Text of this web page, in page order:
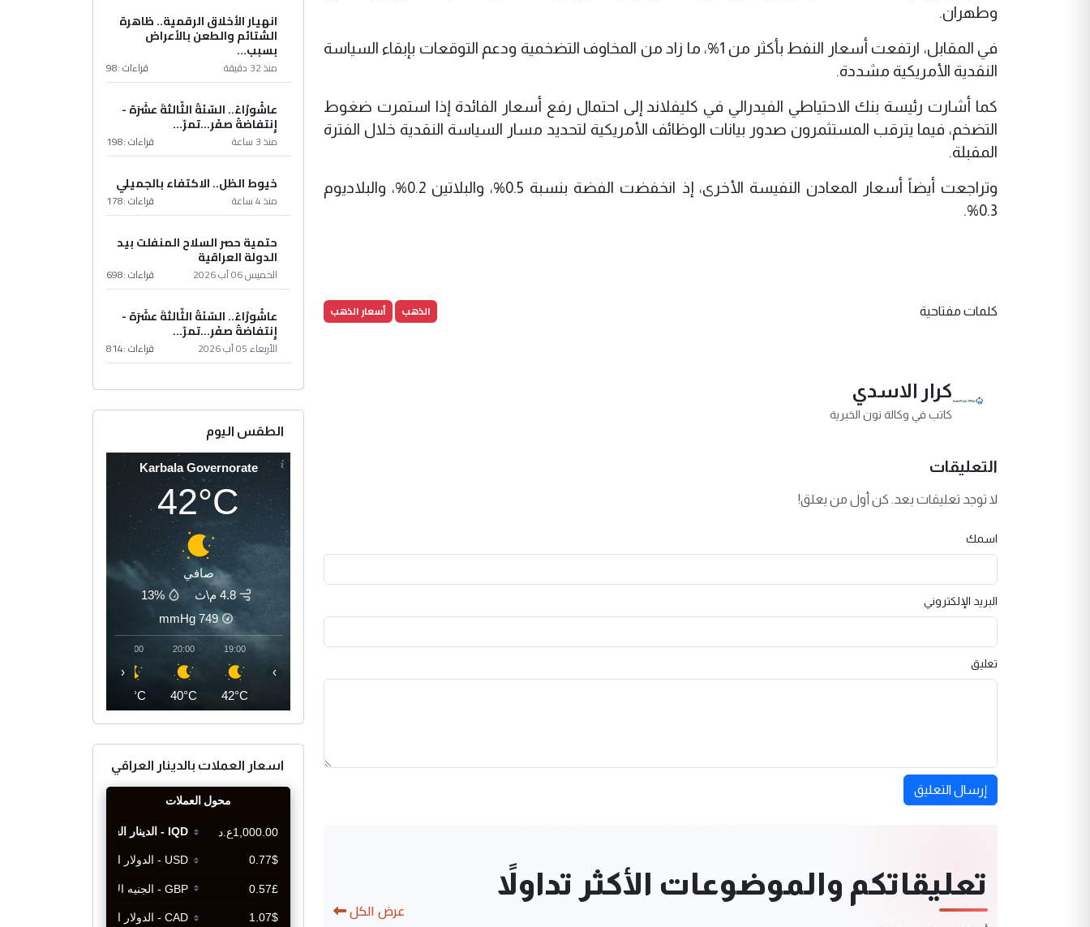
وطهران.
في المقابل، ارتفعت أسعار النفط بأكثر من 1%، ما زاد من المخاوف التضخمية ودعم التوقعات بإبقاء السياسة
النقدية الأمريكية مشددة.
كما أشارت رئيسة بنك الاحتياطي الفيدرالي في كليفلاند إلى احتمال رفع أسعار الفائدة إذا استمرت ضغوط
التضخم، فيما يترقب المستثمرون صدور بيانات الوظائف الأمريكية لتحديد مسار السياسة النقدية خلال الفترة
المقبلة.
وتراجعت أيضاً أسعار المعادن النفيسة الأخرى، إذ انخفضت الفضة بنسبة 0.5%، والبلاتين 0.2%، والبلاديوم
0.3%.
كلمات مفتاحية الذهب أسعار الذهب
كرار الاسدي
كاتب في وكالة نون الخبرية
التعليقات
لا توجد تعليقات بعد. كن أول من يعلق!
اسمك
البريد الإلكتروني
تعليق
إرسال التعليق
تعليقاتكم والموضوعات الأكثر تداولاً
عرض الكل
انهيار الأخلاق الرقمية.. ظاهرة
الشتائم والطعن بالأعراض
بسبب...
منذ 32 دقيقة قراءات :98
عاشُورْاءُ.. السّنَةُ الثّالثةَ عشَرَة -
إِنتفاضةُ صفَر…تمرّ...
منذ 3 ساعة قراءات :198
خيوط الظل.. الاكتفاء بالجميلي
منذ 4 ساعة قراءات :178
حتمية حصر السلاح المنفلت بيد
الدولة العراقية
الخميس 06 آب 2026 قراءات :698
عاشُورْاءُ.. السّنَةُ الثّالثةَ عشَرَة -
إِنتفاضةُ صفَر…تمرّ...
الأربعاء 05 آب 2026 قراءات :814
الطقس اليوم
Karbala Governorate
42°C
صافي
4.8 م\ث
13%
749
mmHg
19:00
42°C
20:00
40°C
21:00
39°C
‹ ›
اسعار العملات بالدينار العراقي